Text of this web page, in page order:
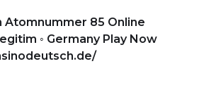
85 Online
◦ Germany Play Now